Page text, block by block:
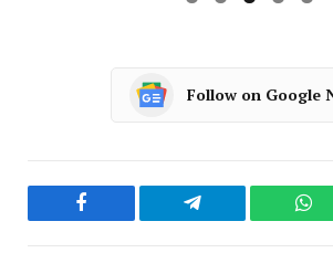
Follow on Google
Facebook Telegram